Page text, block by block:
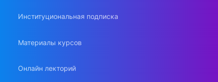
Институциональная подписка
Материалы курсов
Онлайн лекторий